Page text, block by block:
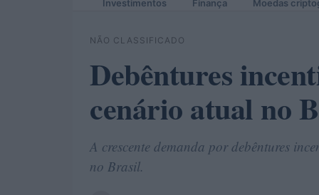
Investimentos Finança Moedas
NÃO CLASSIFICADO
Debêntures
cenário atual no
A crescente demanda por debêntures
no Brasil.